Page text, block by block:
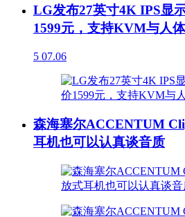
LG发布27英寸4K IPS显
1599元，支持KVM与人
5 07.06
森海塞尔ACCENTUM
耳机也可以认真谈音质